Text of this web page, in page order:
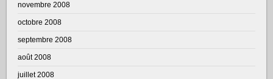
novembre 2008
octobre 2008
septembre 2008
août 2008
juillet 2008